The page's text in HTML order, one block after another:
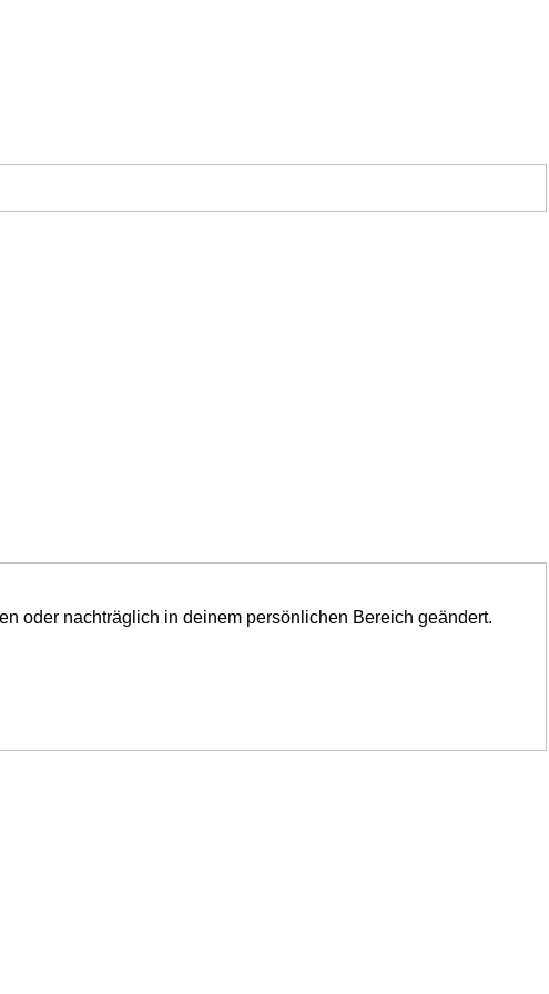
oder nachträglich in deinem persönlichen Bereich geändert.